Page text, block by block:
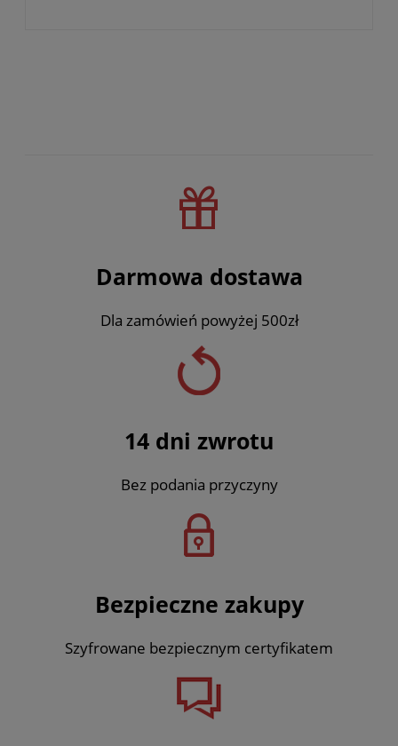
Darmowa dostawa
Dla zamówień powyżej 500zł
14 dni zwrotu
Bez podania przyczyny
Bezpieczne zakupy
Szyfrowane bezpiecznym certyfikatem